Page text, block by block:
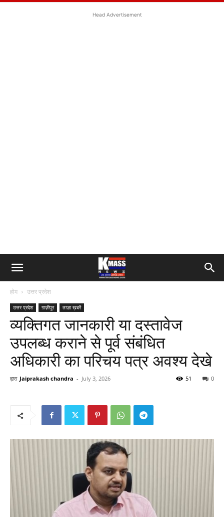
Head Advertisement
होम उत्तर प्रदेश
उत्तर प्रदेश ग़ाज़ीपुर ताज़ा ख़बरें
व्यक्तिगत जानकारी या दस्तावेज
उपलब्ध कराने से पूर्व संबंधित
अधिकारी का परिचय पत्र अवश्य देखे
द्वारा Jaiprakash chandra - July 3, 2026 0
51